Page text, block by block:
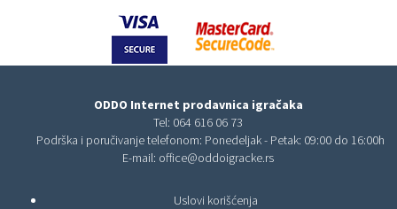
ODDO Internet prodavnica igračaka
Tel: 064 616 06 73
Podrška i poručivanje telefonom: Ponedeljak - Petak: 09:00 do 16:00h
E-mail: office@oddoigracke.rs
Uslovi korišćenja